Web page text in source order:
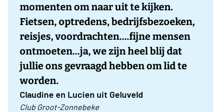
momenten om naar uit te kijken.
Fietsen, optredens, bedrijfsbezoeken,
reisjes, voordrachten....fijne mensen
ontmoeten...ja, we zijn heel blij dat
jullie ons gevraagd hebben om lid te
worden.
Claudine en Lucien uit Geluveld
Club Groot-Zonnebeke